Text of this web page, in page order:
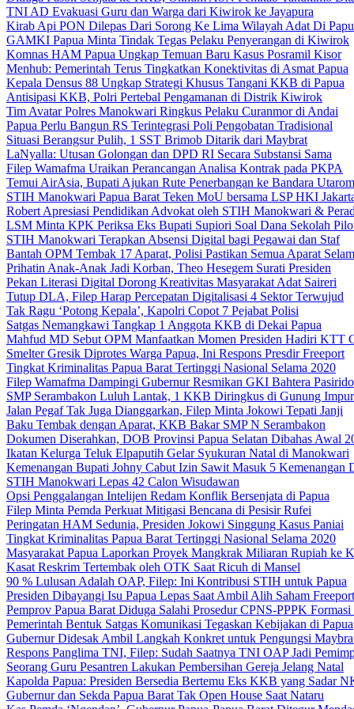
TNI AD Evakuasi Guru dan Warga dari Kiwirok ke Jayapura
Kirab Api PON Dilepas Dari Sorong Ke Lima Wilayah Adat Di
GAMKI Papua Minta Tindak Tegas Pelaku Penyerangan di Kiwirok
Komnas HAM Papua Ungkap Temuan Baru Kasus Posramil Kisor
Menhub: Pemerintah Terus Tingkatkan Konektivitas di Asmat Papua
Kepala Densus 88 Ungkap Strategi Khusus Tangani KKB di Papua
Antisipasi KKB, Polri Pertebal Pengamanan di Distrik Kiwirok
Tim Avatar Polres Manokwari Ringkus Pelaku Curanmor di Andai
Papua Perlu Bangun RS Terintegrasi Poli Pengobatan Tradisional
Situasi Berangsur Pulih, 1 SST Brimob Ditarik dari Maybrat
LaNyalla: Utusan Golongan dan DPD RI Secara Substansi Sama
Filep Wamafma Uraikan Perancangan Analisa Kontrak pada PKPA
Temui AirAsia, Bupati Ajukan Rute Penerbangan ke Bandara Utarom
STIH Manokwari Papua Barat Teken MoU bersama LSP HKI
Robert Apresiasi Pendidikan Advokat oleh STIH Manokwari &
LSM Minta KPK Periksa Eks Bupati Supiori Soal Dana Sekolah
STIH Manokwari Terapkan Absensi Digital bagi Pegawai dan Staf
Bantah OPM Tembak 17 Aparat, Polisi Pastikan Semua Aparat
Prihatin Anak-Anak Jadi Korban, Theo Hesegem Surati Presiden
Pekan Literasi Digital Dorong Kreativitas Masyarakat Adat Saireri
Tutup DLA, Filep Harap Percepatan Digitalisasi 4 Sektor Terwujud
Tak Ragu ‘Potong Kepala’, Kapolri Copot 7 Pejabat Polisi
Satgas Nemangkawi Tangkap 1 Anggota KKB di Dekai Papua
Mahfud MD Sebut OPM Manfaatkan Momen Presiden Hadiri KTT
Smelter Gresik Diprotes Warga Papua, Ini Respons Presdir Freeport
Tingkat Kriminalitas Papua Barat Tertinggi Nasional Selama 2020
Filep Wamafma Dampingi Gubernur Resmikan GKI Bahtera Pasirido
SMP Serambakon Luluh Lantak, 1 KKB Diringkus di Gunung
Jalan Pegaf Tak Juga Dianggarkan, Filep Minta Jokowi Tepati Janji
Baku Tembak dengan Aparat, KKB Bakar SMP N Serambakon
Dokumen Diserahkan, DOB Provinsi Papua Selatan Dibahas Awal
Ikatan Kelurga Teluk Elpaputih Gelar Syukuran Natal di Manokwari
Kemenangan Bupati Johny Cabut Izin Sawit Masuk 5 Kemenangan
STIH Manokwari Lepas 42 Calon Wisudawan
Opsi Penggalangan Intelijen Redam Konflik Bersenjata di Papua
Filep Minta Pemda Perkuat Mitigasi Bencana di Pesisir Rufei
Peringatan HAM Sedunia, Presiden Jokowi Singgung Kasus Paniai
Tingkat Kriminalitas Papua Barat Tertinggi Nasional Selama 2020
Masyarakat Papua Laporkan Proyek Mangkrak Miliaran Rupiah ke
Kasat Reskrim Tertembak oleh OTK Saat Ricuh di Mansel
90 % Lulusan Adalah OAP, Filep: Ini Kontribusi STIH untuk Papua
Presiden Dibayangi Isu Papua Lepas Saat Ambil Alih Saham Freeport
Pemprov Papua Barat Diduga Salahi Prosedur CPNS-PPPK Formasi
Pemerintah Bentuk Satgas Komunikasi Tegaskan Kebijakan di Papua
Gubernur Didesak Ambil Langkah Konkret untuk Pengungsi
Respons Panglima TNI, Filep: Sudah Saatnya TNI OAP Jadi
Seorang Guru Pesantren Lakukan Pembersihan Gereja Jelang Natal
Kapolda Papua: Presiden Bersedia Bertemu Eks KKB yang Sadar
Gubernur dan Sekda Papua Barat Tak Open House Saat Nataru